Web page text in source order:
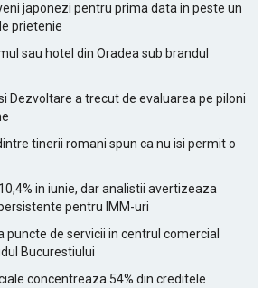
japonezi pentru prima data in peste un
prietenie
sau hotel din Oradea sub brandul
Dezvoltare a trecut de evaluarea pe piloni
tinerii romani spun ca nu isi permit o
in iunie, dar analistii avertizeaza
pentru IMM-uri
puncte de servicii in centrul comercial
Bucurestiului
concentreaza 54% din creditele